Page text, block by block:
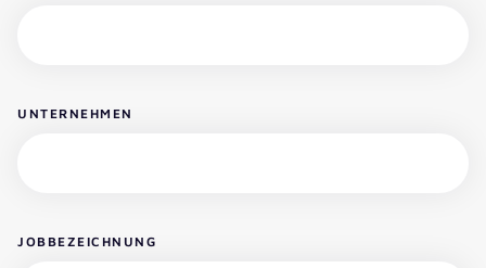
UNTERNEHMEN
JOBBEZEICHNUNG